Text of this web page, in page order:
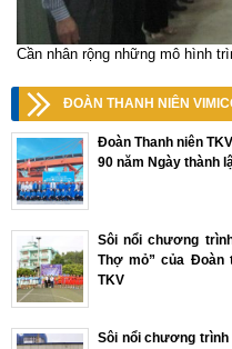
Cần nhân rộng những mô hình
ĐOÀN THANH NIÊN
Đoàn Thanh niên
90 năm Ngày thành
Sôi nổi chương
Thợ mỏ” của Đoàn
TKV
Sôi nổi chương trình